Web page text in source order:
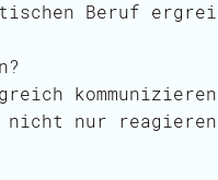
Beruf
nicht nur